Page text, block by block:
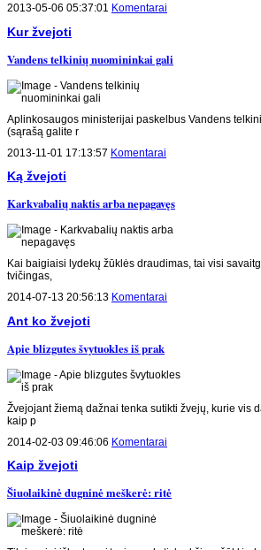
2013-05-06 05:37:01 Komentarai
Kur žvejoti
Vandens telkinių nuomininkai gali
Aplinkosaugos ministerijai paskelbus Vandens
(sąrašą galite r
2013-11-01 17:13:57 Komentarai
Ką žvejoti
Karkvabalių naktis arba nepagavęs
Kai baigiaisi lydekų žūklės draudimas, tai visi
tvičingas,
2014-07-13 20:56:13 Komentarai
Ant ko žvejoti
Apie blizgutes švytuokles iš prak
Žvejojant žiemą dažnai tenka sutikti žvejų, kurie vis
kaip p
2014-02-03 09:46:06 Komentarai
Kaip žvejoti
Šiuolaikinė dugninė meškerė: ritė